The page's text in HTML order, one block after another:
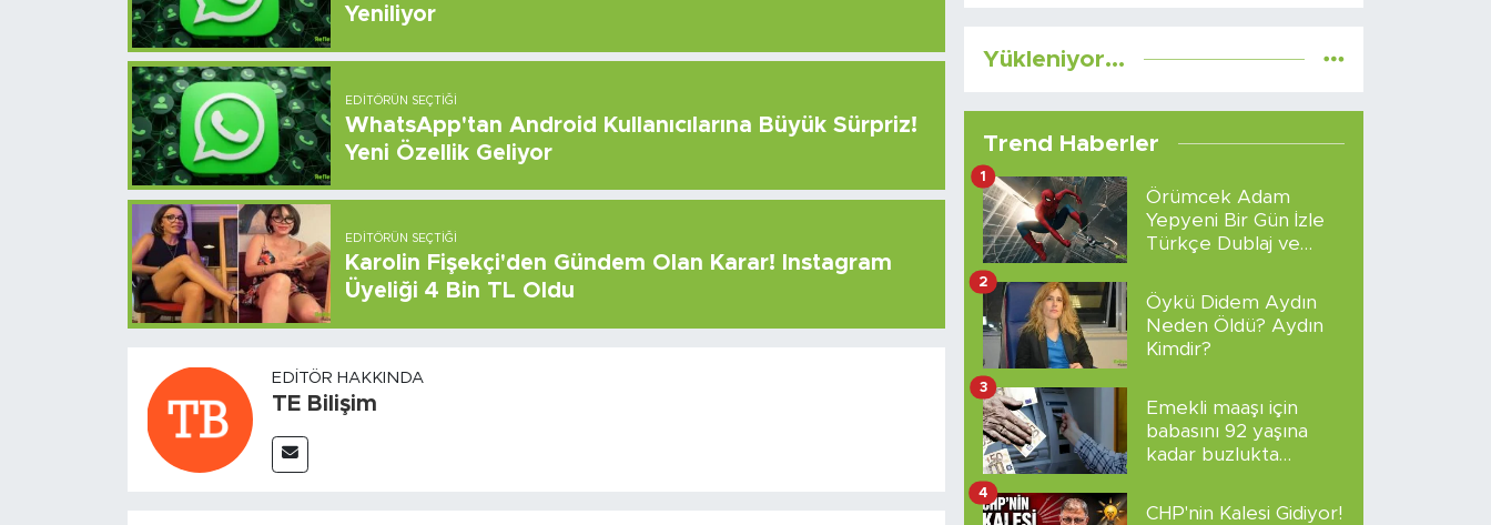
Yeniliyor
EDITÖRÜN SEÇTIĞI
WhatsApp'tan Android Kullanıcılarına Büyük Sürpriz!
Yeni Özellik Geliyor
EDITÖRÜN SEÇTIĞI
Karolin Fişekçi'den Gündem Olan Karar! Instagram
Üyeliği 4 Bin TL Oldu
EDITÖR HAKKINDA
TE Bilişim
Yükleniyor...
Trend Haberler
Örümcek Adam
Yepyeni Bir Gün İzle
Türkçe Dublaj ve
1
Öykü Didem Aydın
Neden Öldü? Aydın
Kimdir?
2
Emekli maaşı için
babasını 92 yaşına
kadar buzlukta
3
CHP'nin Kalesi Gidiyor!
4